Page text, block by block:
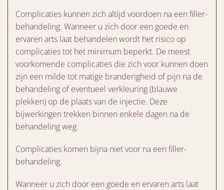
Complicaties kunnen zich altijd voordoen na een filler-
behandeling. Wanneer u zich door een goede en
ervaren arts laat behandelen wordt het risico op
complicaties tot het minimum beperkt. De meest
voorkomende complicaties die zich voor kunnen doen
zijn een milde tot matige branderigheid of pijn na de
behandeling of eventueel verkleuring (blauwe
plekken) op de plaats van de injectie. Deze
bijwerkingen trekken binnen enkele dagen na de
behandeling weg.
Complicaties komen bijna niet voor na een filler-
behandeling.
Wanneer u zich door een goede en ervaren arts laat